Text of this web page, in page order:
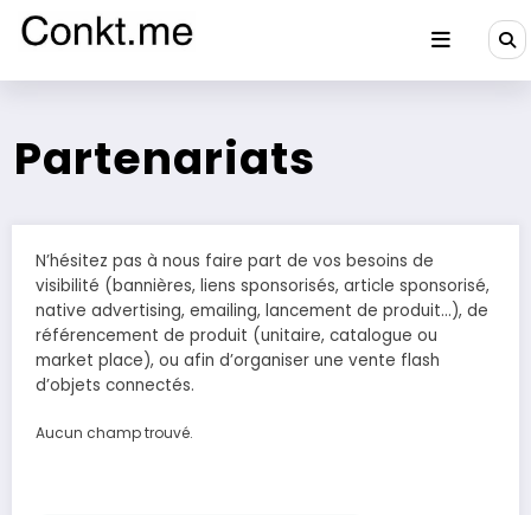
Conkt.me
Partenariats
N’hésitez pas à nous faire part de vos besoins de
visibilité (bannières, liens sponsorisés, article sponsorisé,
native advertising, emailing, lancement de produit…), de
référencement de produit (unitaire, catalogue ou
market place), ou afin d’organiser une vente flash
d’objets connectés.
Aucun champ trouvé.